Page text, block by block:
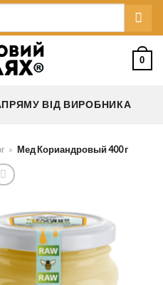
0
ВІД ВИРОБНИКА
» Мед Кориандровый 400 г